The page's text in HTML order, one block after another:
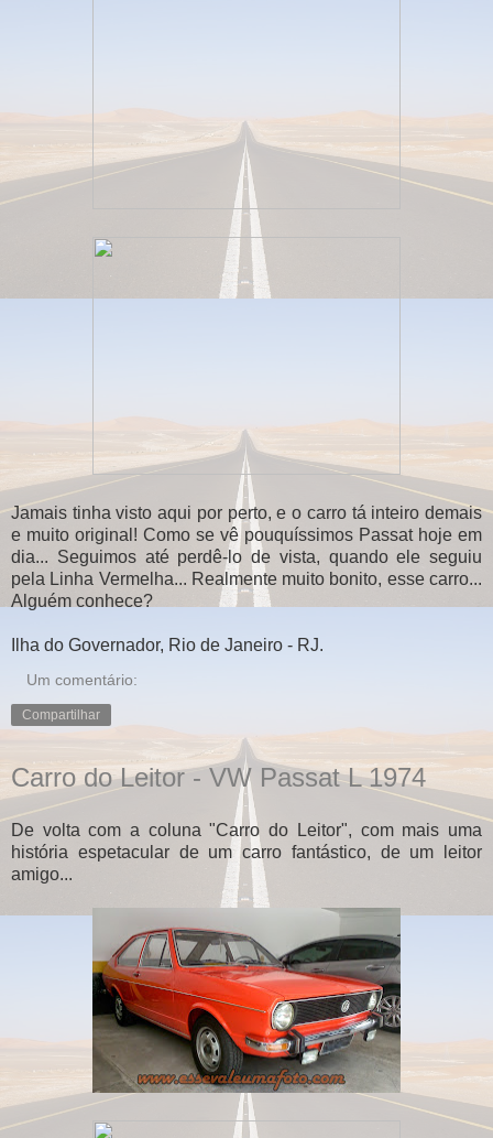
Jamais tinha visto aqui por perto, e o carro tá inteiro demais
e muito original! Como se vê pouquíssimos Passat hoje em
dia... Seguimos até perdê-lo de vista, quando ele seguiu
pela Linha Vermelha... Realmente muito bonito, esse carro...
Alguém conhece?
Ilha do Governador, Rio de Janeiro - RJ.
Um comentário:
Compartilhar
Carro do Leitor - VW Passat L 1974
De volta com a coluna "Carro do Leitor", com mais uma
história espetacular de um carro fantástico, de um leitor
amigo...